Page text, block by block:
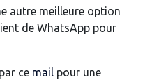
autre meilleure option
de WhatsApp pour
ce mail pour une